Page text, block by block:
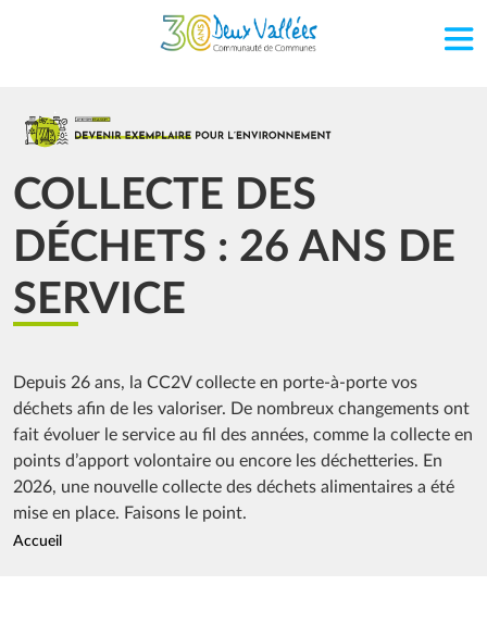
Aller au contenu principal
Image
COLLECTE DES
DÉCHETS : 26 ANS DE
SERVICE
Depuis 26 ans, la CC2V collecte en porte-à-porte vos
déchets afin de les valoriser. De nombreux changements ont
fait évoluer le service au fil des années, comme la collecte en
points d’apport volontaire ou encore les déchetteries. En
2026, une nouvelle collecte des déchets alimentaires a été
mise en place. Faisons le point.
Fil d'Ariane
Accueil